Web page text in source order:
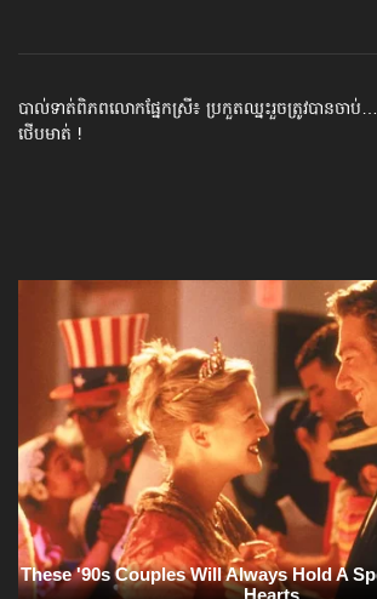
បាល់ទាត់​ពិភពលោក​ផ្នែកស្រី៖ ប្រកួតឈ្នះរួច​ត្រូវបានចាប់…
ថើបមាត់ !